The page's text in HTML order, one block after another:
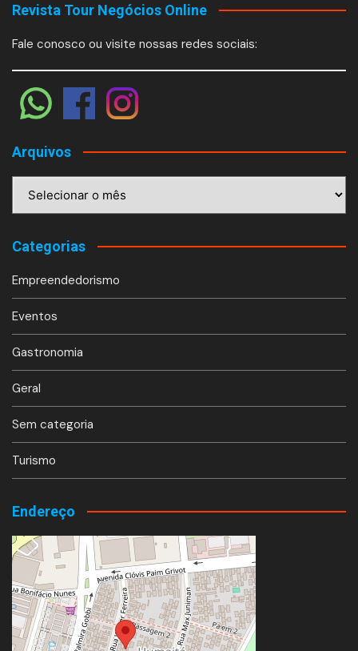
Revista Tour Negócios Online
Fale conosco ou visite nossas redes sociais:
Arquivos
Categorias
Empreendedorismo
Eventos
Gastronomia
Geral
Sem categoria
Turismo
Endereço